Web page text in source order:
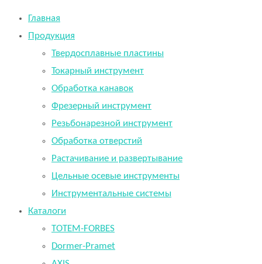
Главная
Продукция
Твердосплавные пластины
Токарный инструмент
Обработка канавок
Фрезерный инструмент
Резьбонарезной инструмент
Обработка отверстий
Растачивание и развертывание
Цельные осевые инструменты
Инструментальные системы
Каталоги
TOTEM-FORBES
Dormer-Pramet